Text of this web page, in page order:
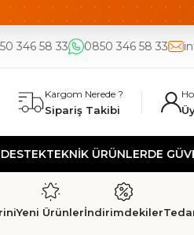
UYGUN FİYAT
346 58 33
0850 346 58 33
Kargom Nerede ?
Sipariş Takibi
TEKNİK ÜRÜNLERDE GÜVENİLİR
Yeni Ürünlerİndirimdekiler